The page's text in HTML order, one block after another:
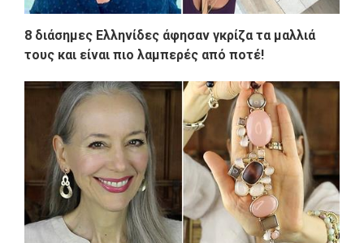
8 διάσημες Ελληνίδες άφησαν γκρίζα τα μαλλιά
τους και είναι πιο λαμπερές από ποτέ!